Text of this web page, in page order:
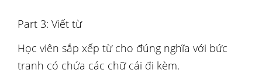
Part 3: Viết từ
Học viên sắp xếp từ cho đúng nghĩa với bức
tranh có chứa các chữ cái đi kèm.